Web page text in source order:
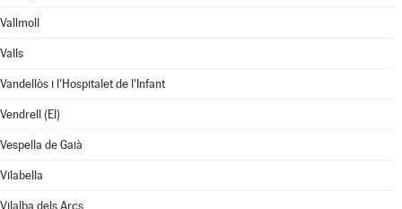
Vallmoll
Valls
Vandellòs i l'Hospitalet de l'Infant
Vendrell (El)
Vespella de Gaià
Vilabella
Vilalba dels Arcs